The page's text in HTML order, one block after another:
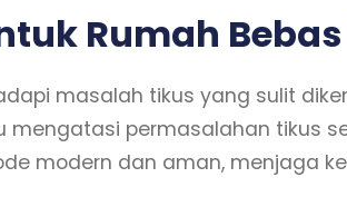
Rumah
masalah tikus yang sulit
mengatasi permasalahan tikus
modern dan aman, menjaga